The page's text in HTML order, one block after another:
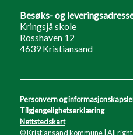
Besøks- og
Kringsjå skole
Rosshaven 12
4639 Kristiansand
Personvern og
Tilgjengelighetserklæring
Nettstedskart
© Kristiansand kommune | All